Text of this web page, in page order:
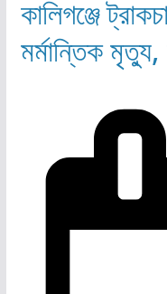
কালিগঞ্জে
মর্মান্তিক